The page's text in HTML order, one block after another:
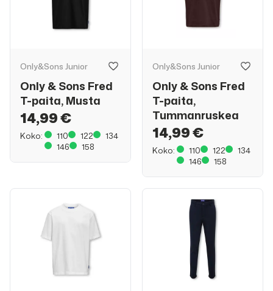
Only&Sons Junior
Only & Sons Fred
T-paita, Musta
14,99 €
Koko: 110 122
134
146
158
Only&Sons Junior
Only & Sons Fred
T-paita,
Tummanruskea
14,99 €
Koko: 110 122
134
146
158